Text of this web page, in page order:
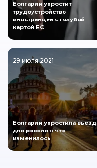
Болгария упростит
трудоустройство
иностранцев с голубой
картой ЕС
29 июля 2021
Болгария упростила въезд
для россиян: что
изменилось